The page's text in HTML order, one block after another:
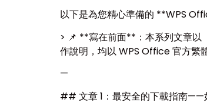
以下是為您精心準備的 **WPS
> 📌 **寫在前面**：本系列文章以
作說明，均以 WPS Office 官方繁
—
## 文章 1：最安全的下載指南——